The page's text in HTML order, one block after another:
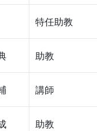
特任助教
助教
講師
助教